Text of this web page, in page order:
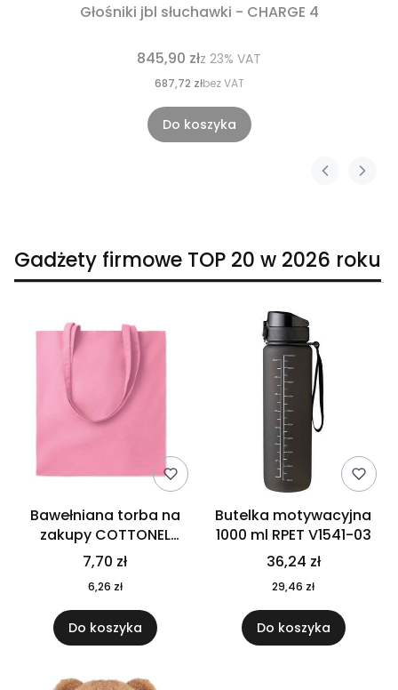
Głośniki jbl słuchawki - CHARGE 4
845,90 złz 23% VAT
687,72 złbez VAT
Do koszyka
Gadżety firmowe TOP 20 w 2026 roku
Bawełniana torba na
zakupy COTTONEL
COLOUR++ MO9846-11
7,70 zł
6,26 zł
Do koszyka
Butelka motywacyjna
1000 ml RPET V1541-03
36,24 zł
29,46 zł
Do koszyka